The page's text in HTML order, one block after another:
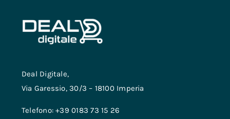
Deal Digitale,
Via Garessio, 30/3 – 18100 Imperia
Telefono: +39 0183 73 15 26